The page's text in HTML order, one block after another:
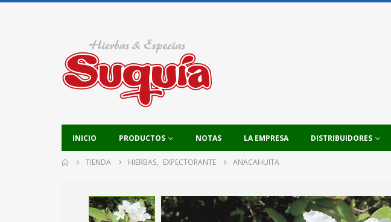
INICIO PRODUCTOS NOTAS LA EMPRESA DISTRIBUIDORES
TIENDA HIERBAS, EXPECTORANTE ANACAHUITA